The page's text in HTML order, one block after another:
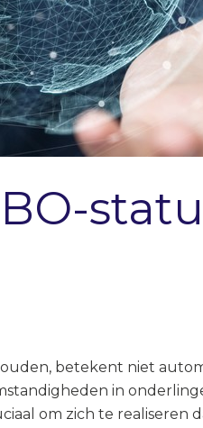
betekent niet
in
om zich te realiseren